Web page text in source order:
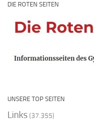
DIE ROTEN SEITEN
UNSERE TOP SEITEN
Links (37.355)